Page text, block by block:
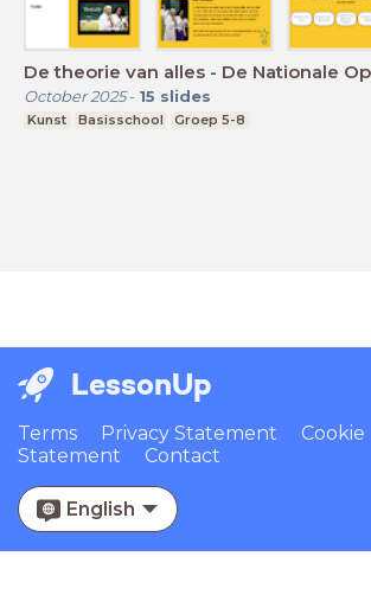
De theorie van alles - De Nationale
October 2025- 15 slides
Kunst Basisschool Groep 5-8
LessonUp
Terms Privacy Statement
Cookie
Statement
Contact
English